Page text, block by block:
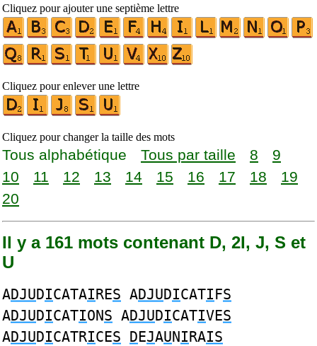
Cliquez pour ajouter une septième lettre
Cliquez pour enlever une lettre
Cliquez pour changer la taille des mots
Tous alphabétique Tous par taille 8
9
10
11 12 13 14 15 16 17 18
19
20
Il y a 161 mots contenant D, 2I, J, S et
U
ADJUDICATAIRES ADJUDICATIFS
ADJUDICATIONS ADJUDICATIVES
ADJUDICATRICES DEJAUNIRAIS